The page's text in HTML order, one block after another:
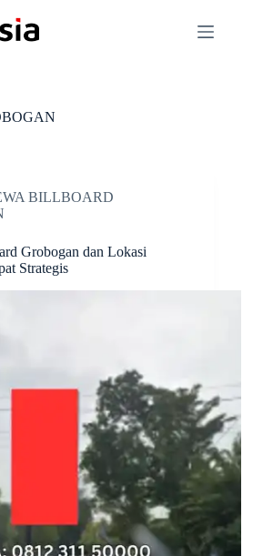
BILLBOARD
Grobogan dan Lokasi
Strategis